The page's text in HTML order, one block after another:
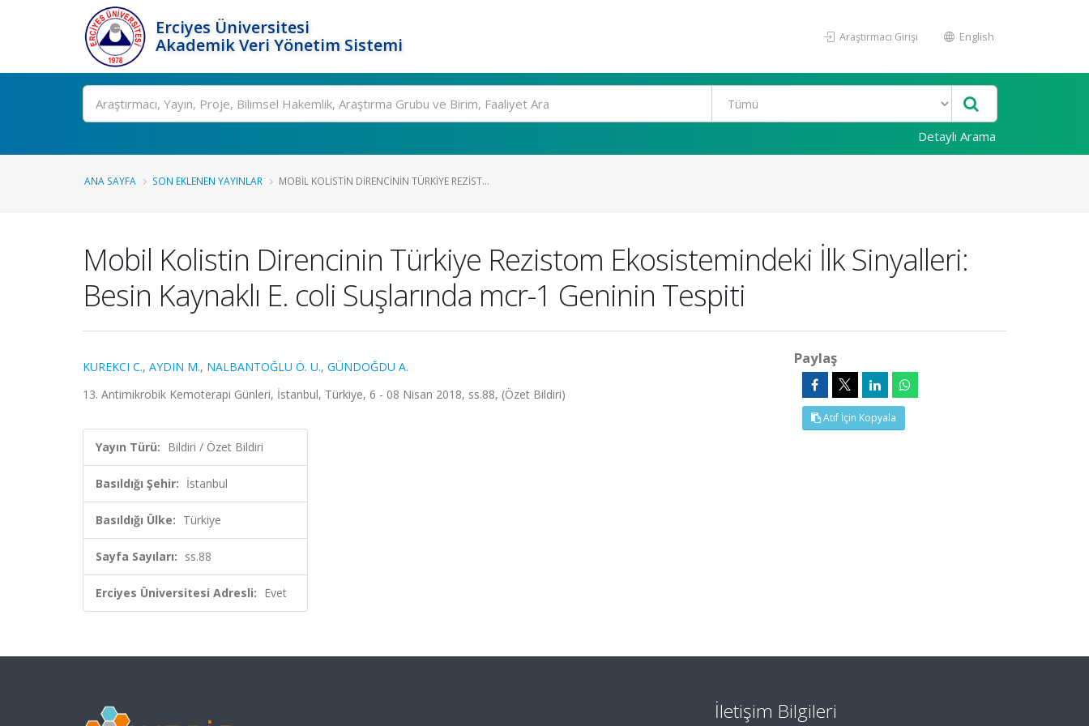
Erciyes Üniversitesi
Akademik Veri Yönetim Sistemi
Araştırmacı Girişi English
Ara
Detaylı Arama
ANA SAYFA SON EKLENEN YAYINLAR MOBIL KOLISTIN DIRENCININ TÜRKIYE REZIST...
Mobil Kolistin Direncinin Türkiye Rezistom Ekosistemindeki İlk Sinyalleri:
Besin Kaynaklı E. coli Suşlarında mcr-1 Geninin Tespiti
KUREKCI C., AYDIN M., NALBANTOĞLU Ö. U., GÜNDOĞDU A.
13. Antimikrobik Kemoterapi Günleri, İstanbul, Türkiye, 6 - 08 Nisan 2018, ss.88, (Özet Bildiri)
Yayın Türü: Bildiri / Özet Bildiri
Basıldığı Şehir: İstanbul
Basıldığı Ülke: Türkiye
Sayfa Sayıları: ss.88
Erciyes Üniversitesi Adresli: Evet
Paylaş
Atıf İçin Kopyala
İletişim Bilgileri